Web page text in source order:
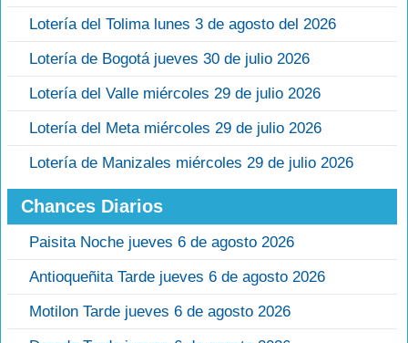
Lotería del Tolima lunes 3 de agosto del 2026
Lotería de Bogotá jueves 30 de julio 2026
Lotería del Valle miércoles 29 de julio 2026
Lotería del Meta miércoles 29 de julio 2026
Lotería de Manizales miércoles 29 de julio 2026
Chances Diarios
Paisita Noche jueves 6 de agosto 2026
Antioqueñita Tarde jueves 6 de agosto 2026
Motilon Tarde jueves 6 de agosto 2026